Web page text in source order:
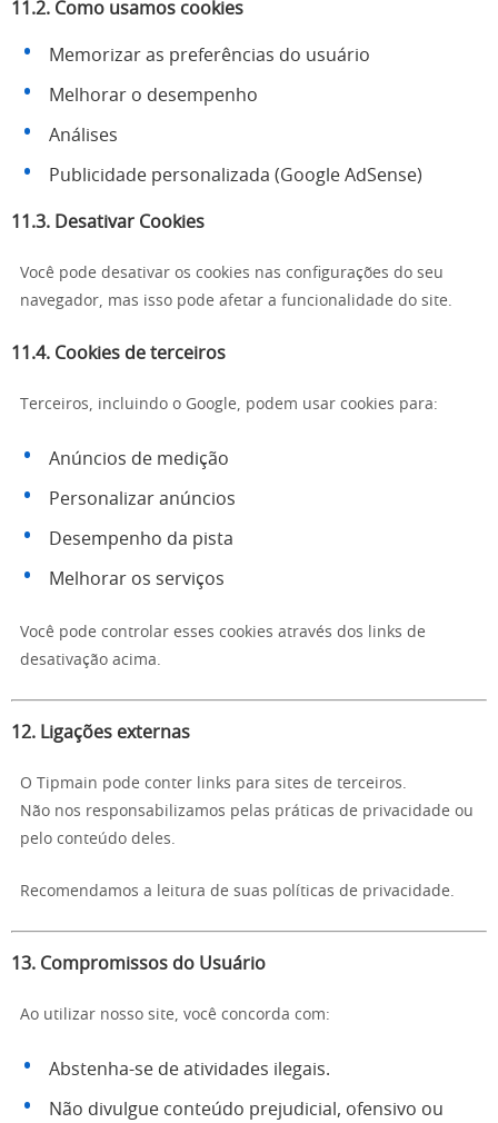
11.2. Como usamos cookies
Memorizar as preferências do usuário
Melhorar o desempenho
Análises
Publicidade personalizada (Google AdSense)
11.3. Desativar Cookies
Você pode desativar os cookies nas configurações do seu
navegador, mas isso pode afetar a funcionalidade do site.
11.4. Cookies de terceiros
Terceiros, incluindo o Google, podem usar cookies para:
Anúncios de medição
Personalizar anúncios
Desempenho da pista
Melhorar os serviços
Você pode controlar esses cookies através dos links de
desativação acima.
12. Ligações externas
O Tipmain pode conter links para sites de terceiros.
Não nos responsabilizamos pelas práticas de privacidade ou
pelo conteúdo deles.
Recomendamos a leitura de suas políticas de privacidade.
13. Compromissos do Usuário
Ao utilizar nosso site, você concorda com:
Abstenha-se de atividades ilegais.
Não divulgue conteúdo prejudicial, ofensivo ou